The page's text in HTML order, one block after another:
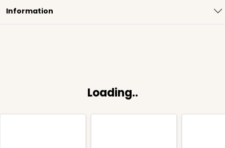
Information
Loading..